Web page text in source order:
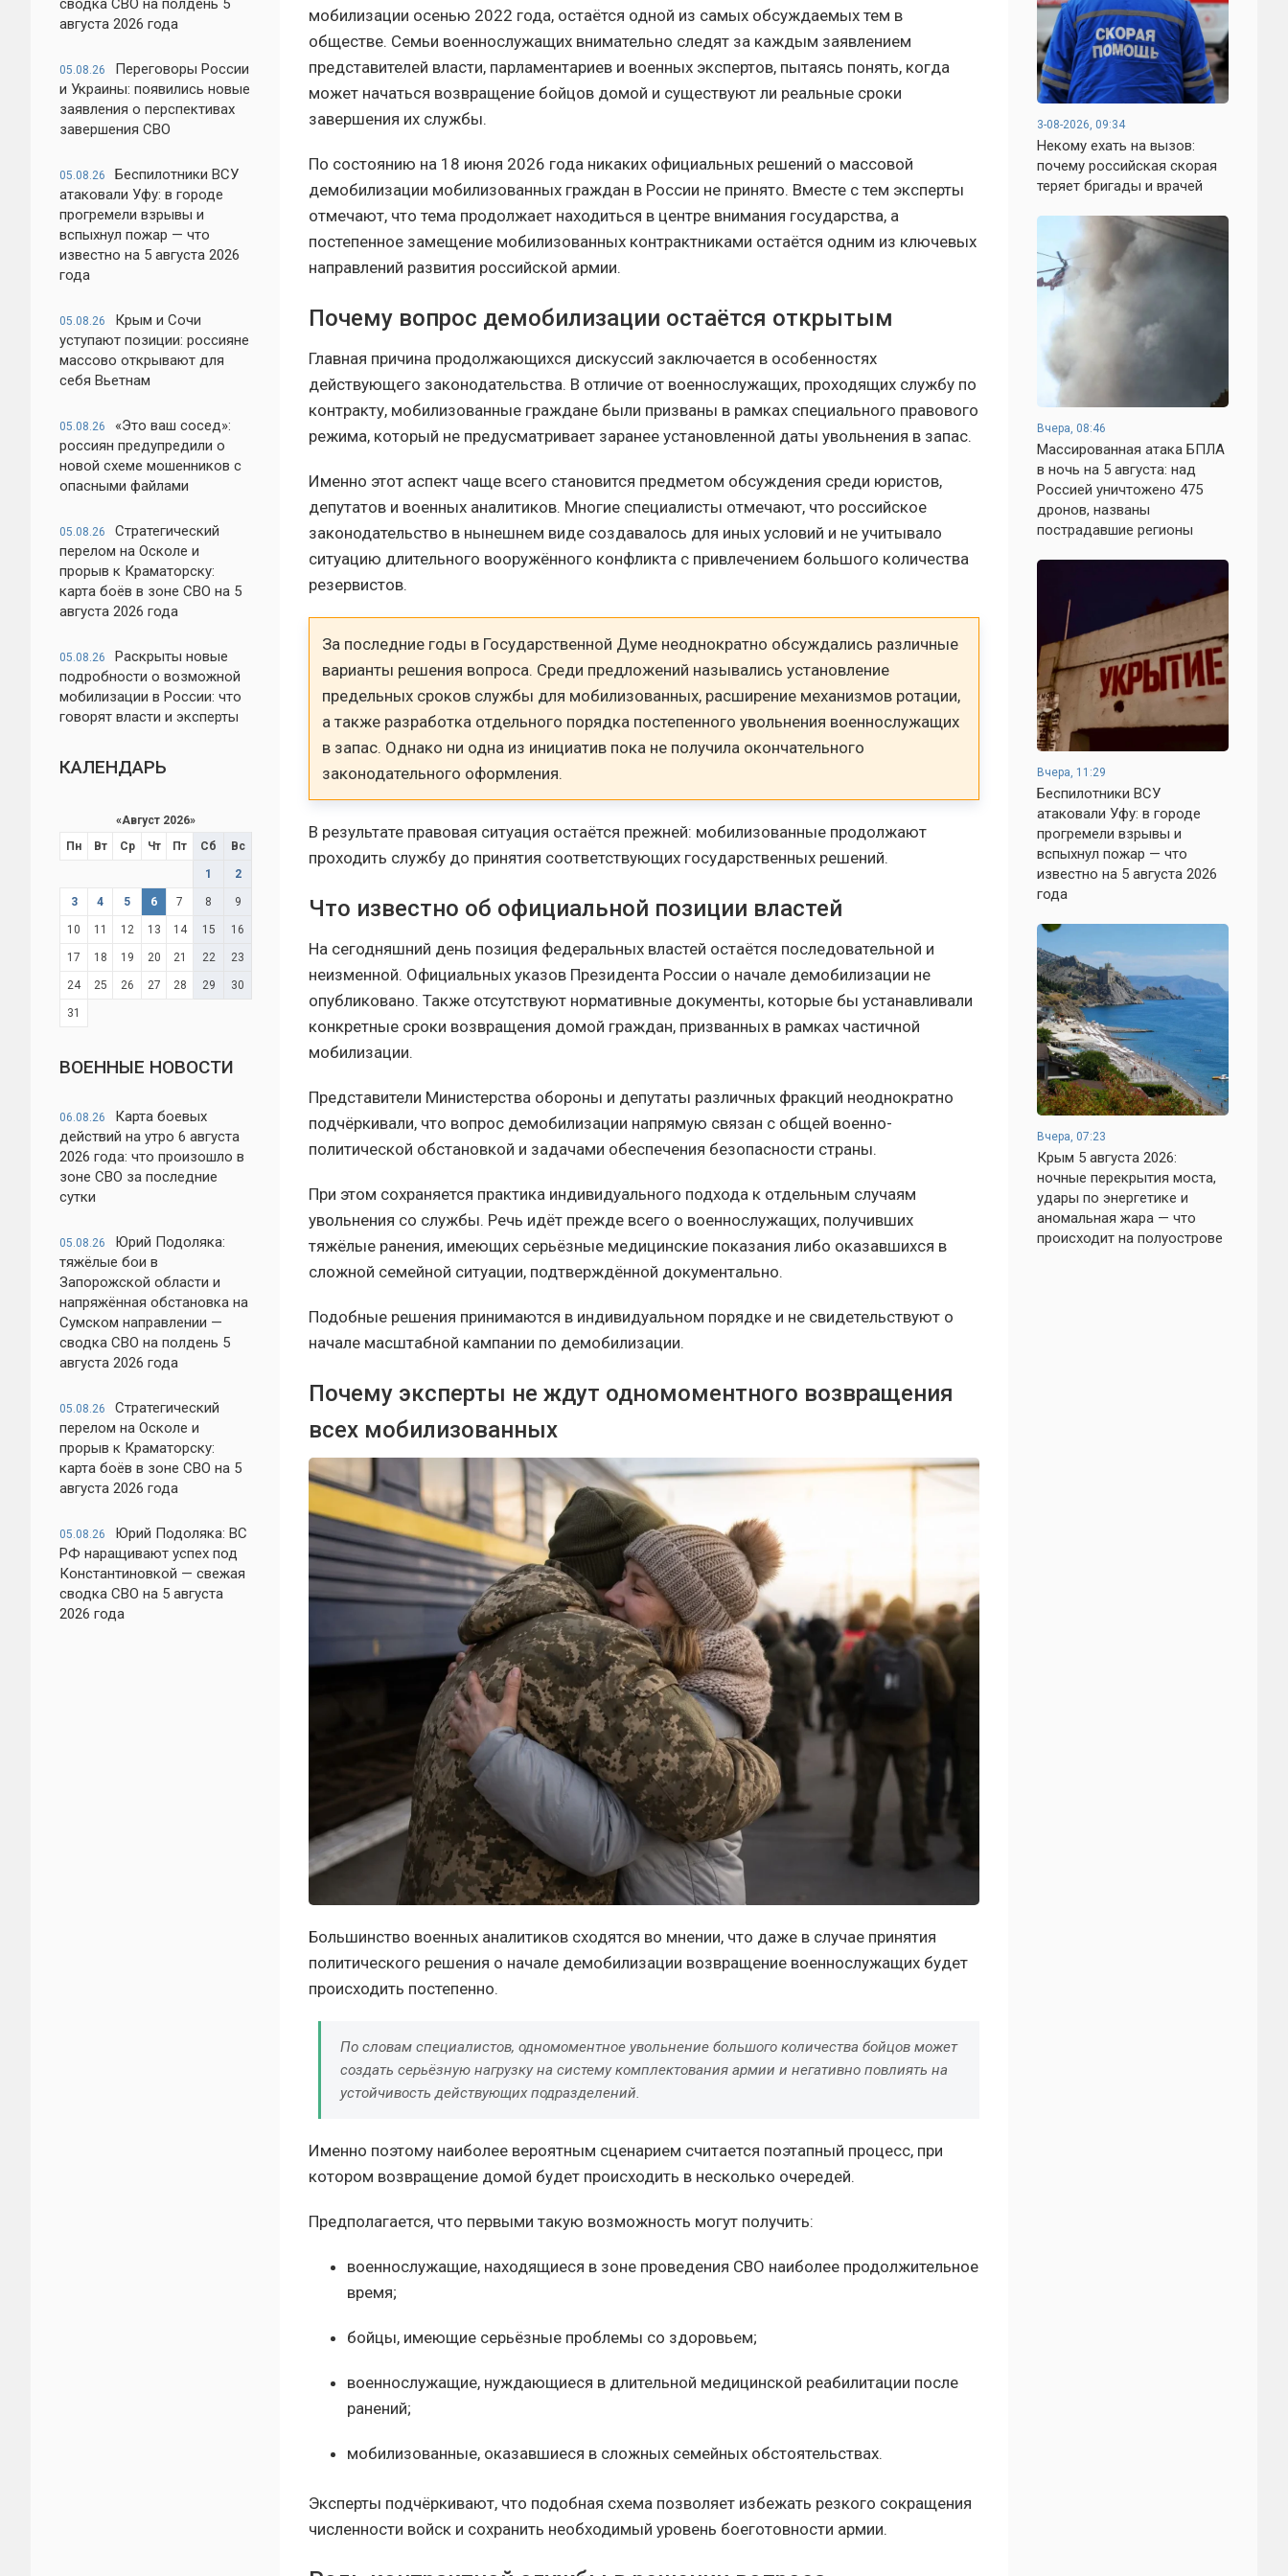
сводка СВО на полдень 5
августа 2026 года
05.08.26
Переговоры России
и Украины: появились новые
заявления о перспективах
завершения СВО
05.08.26
Беспилотники ВСУ
атаковали Уфу: в городе
прогремели взрывы и
вспыхнул пожар — что
известно на 5 августа 2026
года
05.08.26
Крым и Сочи
уступают позиции: россияне
массово открывают для
себя Вьетнам
05.08.26
«Это ваш сосед»:
россиян предупредили о
новой схеме мошенников с
опасными файлами
05.08.26
Стратегический
перелом на Осколе и
прорыв к Краматорску:
карта боёв в зоне СВО на 5
августа 2026 года
05.08.26
Раскрыты новые
подробности о возможной
мобилизации в России: что
говорят власти и эксперты
КАЛЕНДАРЬ
«Август 2026»
Пн
Вт Ср Чт Пт Сб Вс
1 2
3 4 5 6 7 8 9
10 11 12 13 14 15 16
17 18 19 20 21 22 23
24 25 26 27 28 29 30
31
ВОЕННЫЕ НОВОСТИ
06.08.26
Карта боевых
действий на утро 6 августа
2026 года: что произошло в
зоне СВО за последние
сутки
05.08.26
Юрий Подоляка:
тяжёлые бои в
Запорожской области и
напряжённая обстановка на
Сумском направлении —
сводка СВО на полдень 5
августа 2026 года
05.08.26
Стратегический
перелом на Осколе и
прорыв к Краматорску:
карта боёв в зоне СВО на 5
августа 2026 года
05.08.26
Юрий Подоляка: ВС
РФ наращивают успех под
Константиновкой — свежая
сводка СВО на 5 августа
2026 года
мобилизации осенью 2022 года, остаётся одной из самых обсуждаемых тем в
обществе. Семьи военнослужащих внимательно следят за каждым заявлением
представителей власти, парламентариев и военных экспертов, пытаясь понять, когда
может начаться возвращение бойцов домой и существуют ли реальные сроки
завершения их службы.
По состоянию на 18 июня 2026 года никаких официальных решений о массовой
демобилизации мобилизованных граждан в России не принято. Вместе с тем эксперты
отмечают, что тема продолжает находиться в центре внимания государства, а
постепенное замещение мобилизованных контрактниками остаётся одним из ключевых
направлений развития российской армии.
Почему вопрос демобилизации остаётся открытым
Главная причина продолжающихся дискуссий заключается в особенностях
действующего законодательства. В отличие от военнослужащих, проходящих службу по
контракту, мобилизованные граждане были призваны в рамках специального правового
режима, который не предусматривает заранее установленной даты увольнения в запас.
Именно этот аспект чаще всего становится предметом обсуждения среди юристов,
депутатов и военных аналитиков. Многие специалисты отмечают, что российское
законодательство в нынешнем виде создавалось для иных условий и не учитывало
ситуацию длительного вооружённого конфликта с привлечением большого количества
резервистов.
За последние годы в Государственной Думе неоднократно обсуждались различные
варианты решения вопроса. Среди предложений назывались установление
предельных сроков службы для мобилизованных, расширение механизмов ротации,
а также разработка отдельного порядка постепенного увольнения военнослужащих
в запас. Однако ни одна из инициатив пока не получила окончательного
законодательного оформления.
В результате правовая ситуация остаётся прежней: мобилизованные продолжают
проходить службу до принятия соответствующих государственных решений.
Что известно об официальной позиции властей
На сегодняшний день позиция федеральных властей остаётся последовательной и
неизменной. Официальных указов Президента России о начале демобилизации не
опубликовано. Также отсутствуют нормативные документы, которые бы устанавливали
конкретные сроки возвращения домой граждан, призванных в рамках частичной
мобилизации.
Представители Министерства обороны и депутаты различных фракций неоднократно
подчёркивали, что вопрос демобилизации напрямую связан с общей военно-
политической обстановкой и задачами обеспечения безопасности страны.
При этом сохраняется практика индивидуального подхода к отдельным случаям
увольнения со службы. Речь идёт прежде всего о военнослужащих, получивших
тяжёлые ранения, имеющих серьёзные медицинские показания либо оказавшихся в
сложной семейной ситуации, подтверждённой документально.
Подобные решения принимаются в индивидуальном порядке и не свидетельствуют о
начале масштабной кампании по демобилизации.
Почему эксперты не ждут одномоментного возвращения
всех мобилизованных
Большинство военных аналитиков сходятся во мнении, что даже в случае принятия
политического решения о начале демобилизации возвращение военнослужащих будет
происходить постепенно.
По словам специалистов, одномоментное увольнение большого количества бойцов может
создать серьёзную нагрузку на систему комплектования армии и негативно повлиять на
устойчивость действующих подразделений.
Именно поэтому наиболее вероятным сценарием считается поэтапный процесс, при
котором возвращение домой будет происходить в несколько очередей.
Предполагается, что первыми такую возможность могут получить:
военнослужащие, находящиеся в зоне проведения СВО наиболее продолжительное
время;
бойцы, имеющие серьёзные проблемы со здоровьем;
военнослужащие, нуждающиеся в длительной медицинской реабилитации после
ранений;
мобилизованные, оказавшиеся в сложных семейных обстоятельствах.
Эксперты подчёркивают, что подобная схема позволяет избежать резкого сокращения
численности войск и сохранить необходимый уровень боеготовности армии.
3-08-2026, 09:34
Некому ехать на вызов:
почему российская скорая
теряет бригады и врачей
Вчера, 08:46
Массированная атака БПЛА
в ночь на 5 августа: над
Россией уничтожено 475
дронов, названы
пострадавшие регионы
Вчера, 11:29
Беспилотники ВСУ
атаковали Уфу: в городе
прогремели взрывы и
вспыхнул пожар — что
известно на 5 августа 2026
года
Вчера, 07:23
Крым 5 августа 2026:
ночные перекрытия моста,
удары по энергетике и
аномальная жара — что
происходит на полуострове